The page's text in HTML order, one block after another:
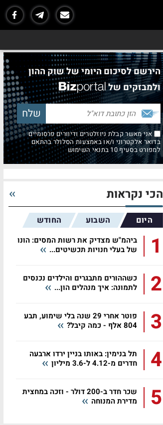
הירשם לסיכום היומי של שוק ההון
ולמבזקים של
אני מאשר קבלת ניוזלטרים ודיוורים פרסומיים
בדואר אלקטרוני ו/או באמצעות הסלולר בהתאם
למפורט בסעיף 10 בתנאי השימוש
הכי נקראות
היום השבוע החודש
1
ביהמ"ש מצדיק את רשות המסים: הונו
של בעלי חנויות תכשיטים...
2
כשההורים מתבגרים והילדים נכנסים
לתמונה: איך מנהלים הון...
3
פוטר אחרי 29 שנה בלי שימוע, תבע
804 אלף - כמה קיבל?
4
תל בנימין: באותו בניין ירדו ארבעה
חדרים מ-4.12 ל-3.6 מיליון
5
שכר חדר ב-200 דולר - וזכה במחצית
מדירת המנוחה